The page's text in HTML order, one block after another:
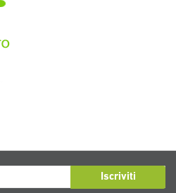
Iscriviti